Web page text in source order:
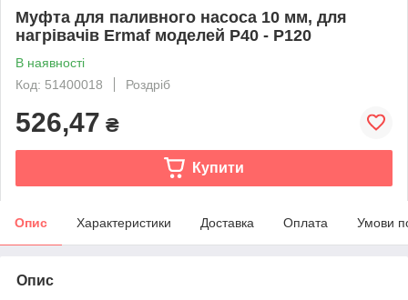
Муфта для паливного насоса 10 мм, для
нагрівачів Ermaf моделей P40 - P120
В наявності
Код: 51400018
Роздріб
526,47 ₴
Купити
Опис Характеристики Доставка Оплата Умови
Опис